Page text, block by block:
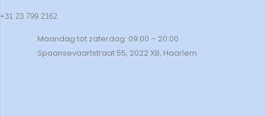
+31 23 799 2162
Maandag tot zaterdag: 09:00 – 20:00
Spaansevaartstraat 55, 2022 XB, Haarlem